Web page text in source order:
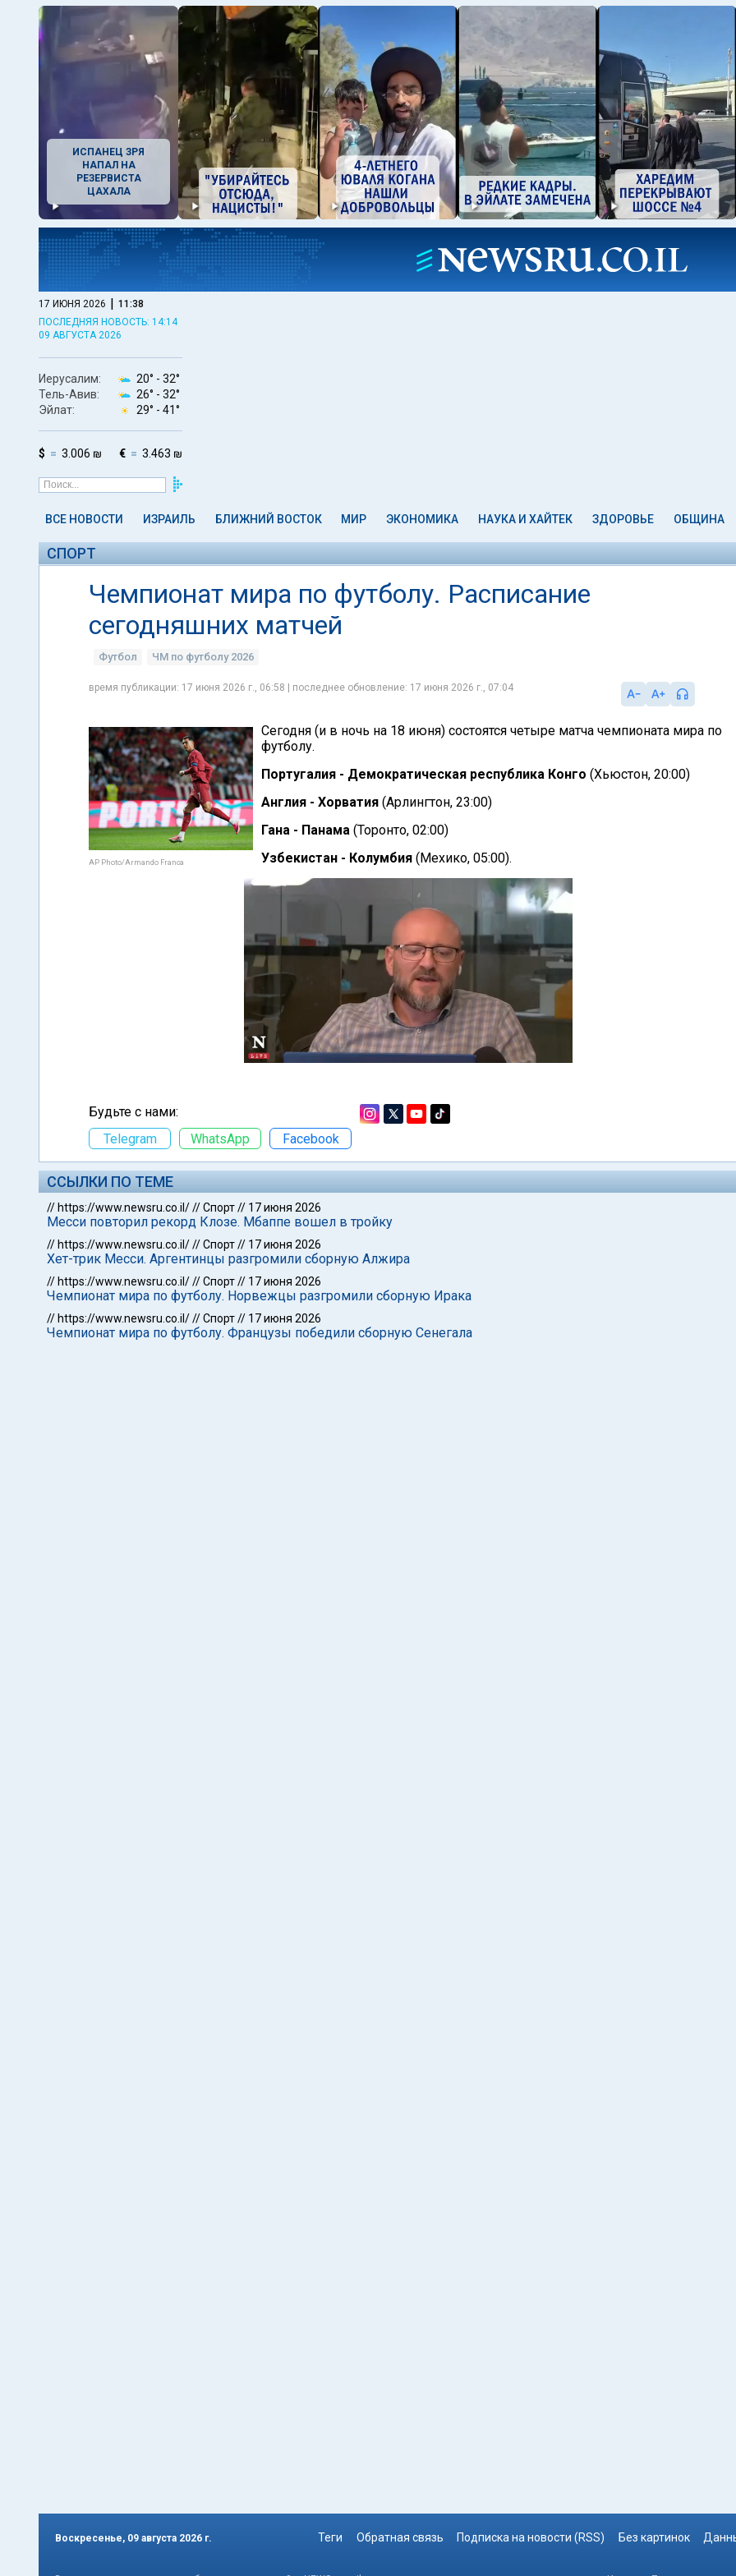
ИСПАНЕЦ ЗРЯ
НАПАЛ НА
РЕЗЕРВИСТА
ЦАХАЛА
17 ИЮНЯ 2026 | 11:38
ПОСЛЕДНЯЯ НОВОСТЬ: 14:14
09 АВГУСТА 2026
Иерусалим: 20° - 32°
Тель-Авив:
26° - 32°
Эйлат:
29° - 41°
$ 3.006 ₪ € 3.463 ₪
ВСЕ НОВОСТИ ИЗРАИЛЬ БЛИЖНИЙ ВОСТОК МИР ЭКОНОМИКА НАУКА И ХАЙТЕК ЗДОРОВЬЕ ОБЩИНА
СПОРТ
Чемпионат мира по футболу. Расписание
сегодняшних матчей
Футбол ЧМ по футболу 2026
время публикации: 17 июня 2026 г., 06:58 | последнее обновление: 17 июня 2026 г., 07:04
AP Photo/Armando Franca
Сегодня (и в ночь на 18 июня) состоятся четыре матча чемпионата мира по
футболу.
Португалия - Демократическая республика Конго (Хьюстон, 20:00)
Англия - Хорватия (Арлингтон, 23:00)
Гана - Панама (Торонто, 02:00)
Узбекистан - Колумбия (Мехико, 05:00).
Будьте с нами:
Telegram
WhatsApp Facebook
ССЫЛКИ ПО ТЕМЕ
// https://www.newsru.co.il///Спорт// 17 июня 2026
Месси повторил рекорд Клозе. Мбаппе вошел в тройку
// https://www.newsru.co.il///Спорт// 17 июня 2026
Хет-трик Месси. Аргентинцы разгромили сборную Алжира
// https://www.newsru.co.il///Спорт// 17 июня 2026
Чемпионат мира по футболу. Норвежцы разгромили сборную Ирака
// https://www.newsru.co.il///Спорт// 17 июня 2026
Чемпионат мира по футболу. Французы победили сборную Сенегала
Воскресенье, 09 августа 2026 г. Теги Обратная связь Подписка на новости (RSS) Без картинок